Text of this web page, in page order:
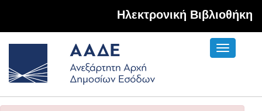
Hλεκτρονική Βιβλιοθήκη
Toggle